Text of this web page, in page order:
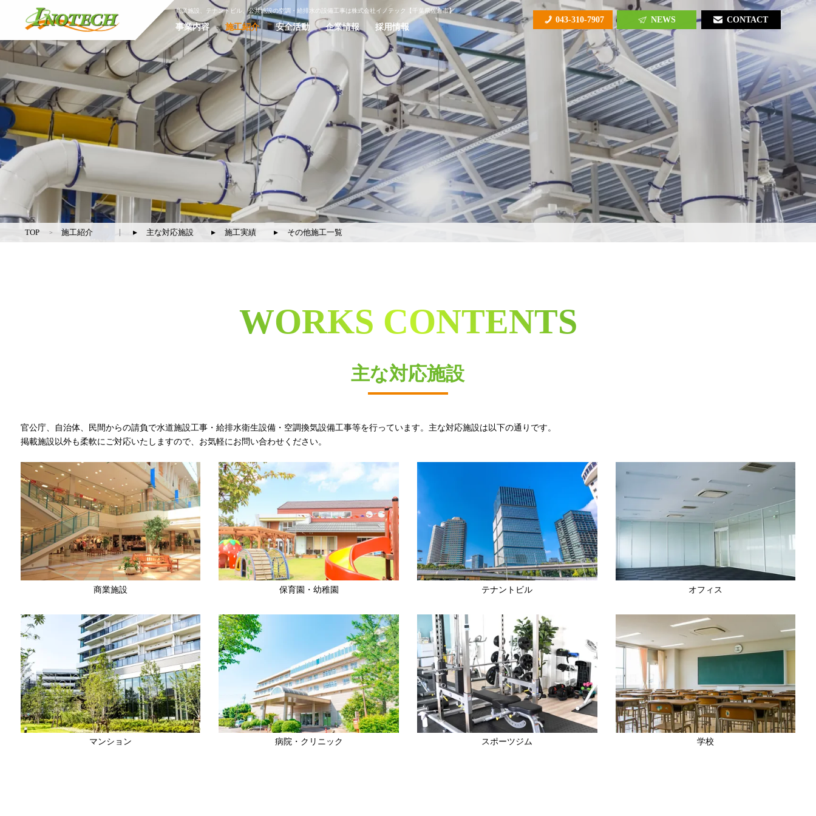
商業施設、テナントビル、公共施設の空調・給排水の設備工事は株式会社イノテック【千葉県佐倉市】
事業内容 施工紹介 安全活動 企業情報 採用情報
043-310-7907 NEWS CONTACT
TOP 施工紹介 主な対応施設 施工実績 その他施工一覧
WORKS CONTENTS
主な対応施設
官公庁、自治体、民間からの請負で水道施設工事・給排水衛生設備・空調換気設備工事等を行っています。主な対応施設は以下の通りです。
掲載施設以外も柔軟にご対応いたしますので、お気軽にお問い合わせください。
商業施設 保育園・幼稚園 テナントビル オフィス
マンション 病院・クリニック スポーツジム 学校